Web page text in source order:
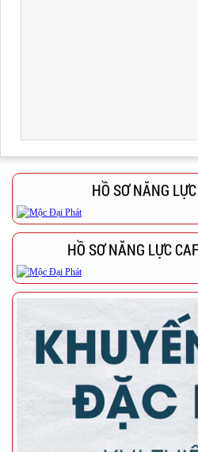
HỒ SƠ NĂNG
HỒ SƠ NĂNG LỰC